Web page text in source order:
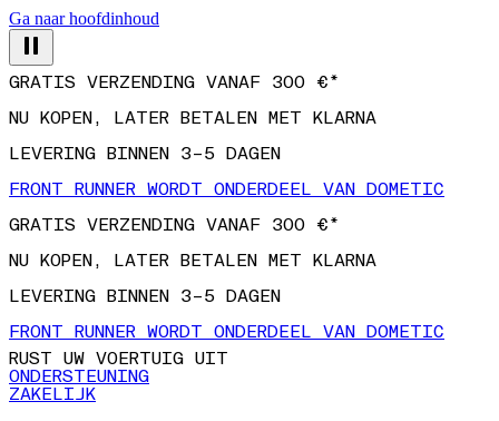
Ga naar hoofdinhoud
NU KOPEN, LATER BETALEN MET KLARNA
LEVERING BINNEN 3–5 DAGEN
FRONT RUNNER WORDT ONDERDEEL VAN DOMETIC
GRATIS VERZENDING VANAF 300 €*
NU KOPEN, LATER BETALEN MET KLARNA
LEVERING BINNEN 3–5 DAGEN
FRONT RUNNER WORDT ONDERDEEL VAN DOMETIC
RUST UW VOERTUIG UIT
ONDERSTEUNING
ZAKELIJK